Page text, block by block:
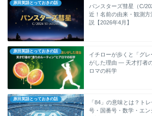
原田英語とっておきの話
パンスターズ彗星（C/
近！名前の由来・観測
説【2026年4月】
原田英語とっておきの話
イチローが歩くと「グレ
がした理由 ― 天才打者
ロマの科学
原田英語とっておきの話
「84」の意味とは？ト
号・国番号・数学・エ